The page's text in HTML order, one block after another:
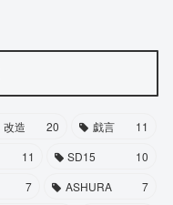
改造 20 戯言
11
11 SD15
10
7 ASHURA
7